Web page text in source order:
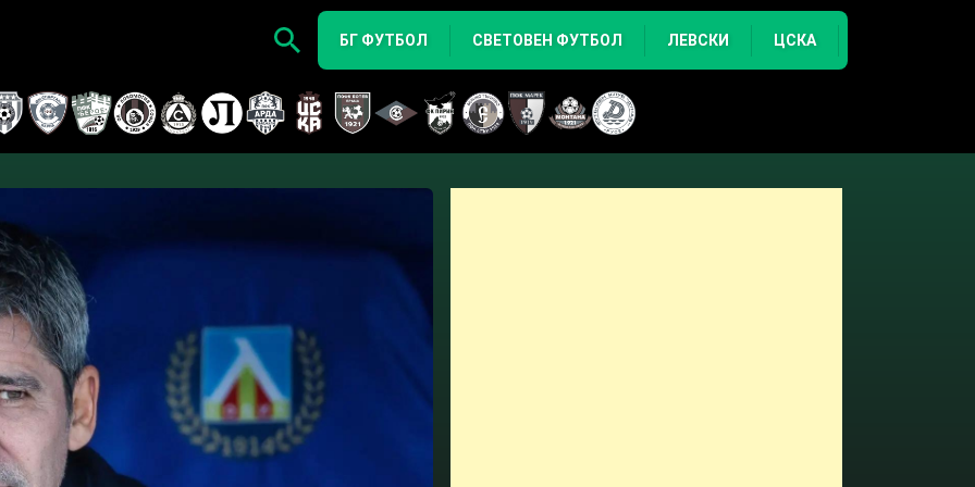
БГ ФУТБОЛ СВЕТОВЕН ФУТБОЛ ЛЕВСКИ ЦСКА